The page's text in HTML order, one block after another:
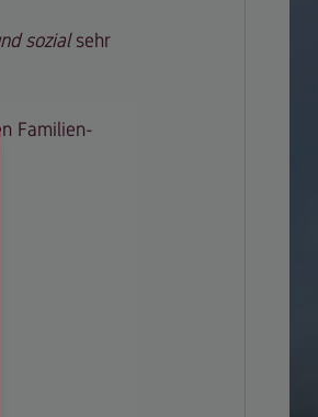
sozial sehr
Familien-